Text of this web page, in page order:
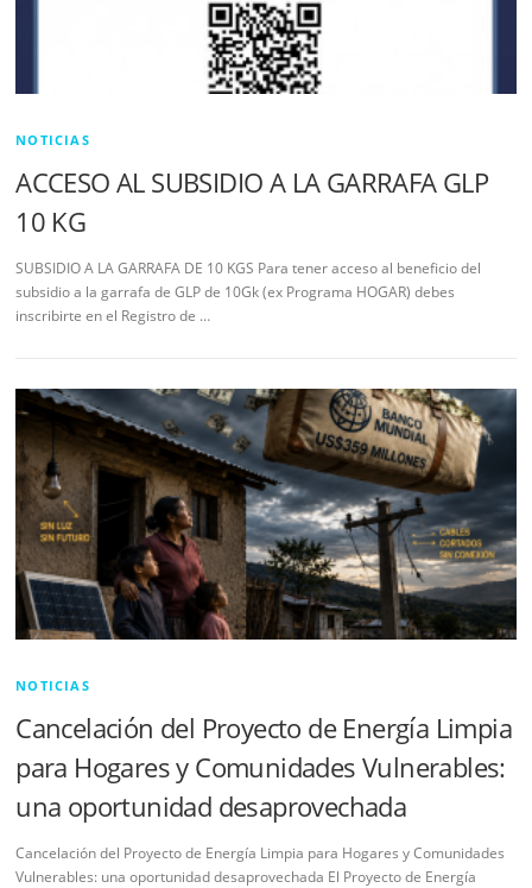
NOTICIAS
ACCESO AL SUBSIDIO A LA GARRAFA GLP
10 KG
SUBSIDIO A LA GARRAFA DE 10 KGS Para tener acceso al beneficio del
subsidio a la garrafa de GLP de 10Gk (ex Programa HOGAR) debes
inscribirte en el Registro de …
NOTICIAS
Cancelación del Proyecto de Energía Limpia
para Hogares y Comunidades Vulnerables:
una oportunidad desaprovechada
Cancelación del Proyecto de Energía Limpia para Hogares y Comunidades
Vulnerables: una oportunidad desaprovechada El Proyecto de Energía